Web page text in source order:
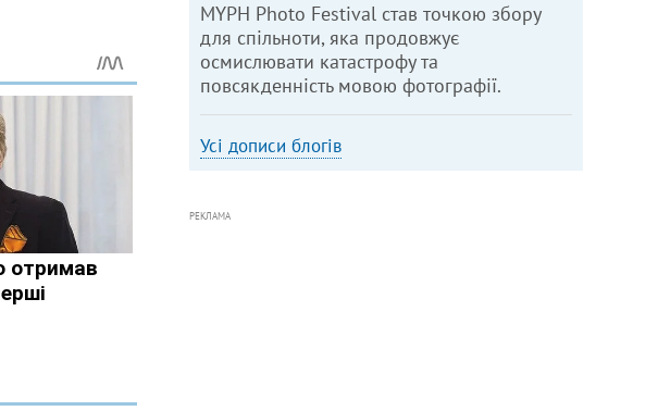
MYPH Photo Festival став точкою збору
для спільноти, яка продовжує
осмислювати катастрофу та
повсякденність мовою фотографії.
Усі дописи блогів
РЕКЛАМА